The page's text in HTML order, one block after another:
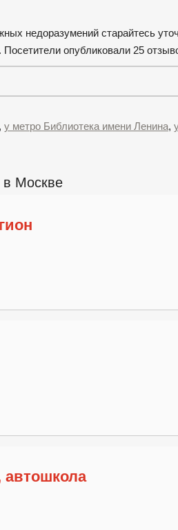
недоразумений старайтесь
опубликовали 25
, у метро Библиотека имени Ленина,
в Москве
автошкола